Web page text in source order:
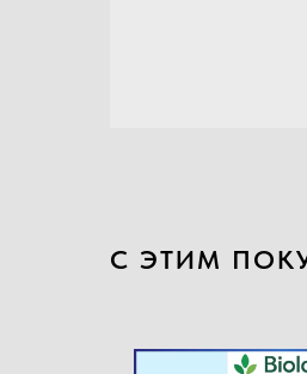
С ЭТИМ